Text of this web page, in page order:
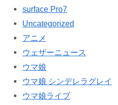
surface Pro7
Uncategorized
アニメ
ウェザーニュース
ウマ娘
ウマ娘 シンデレラグレイ
ウマ娘ライブ